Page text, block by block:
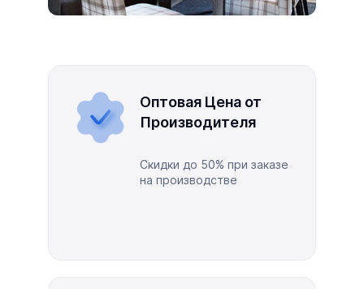
Оптовая Цена от
Производителя
Скидки до 50% при заказе
на производстве